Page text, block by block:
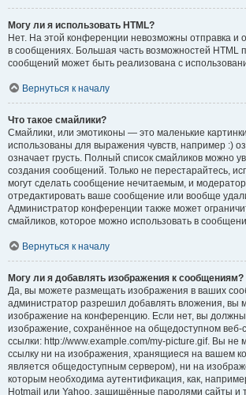
Могу ли я использовать HTML?
Нет. На этой конференции невозможны отправка и
в сообщениях. Большая часть возможностей HTML
сообщений может быть реализована с
Вернуться к началу
Что такое смайлики?
Смайлики, или эмотиконы — это маленькие
использованы для выражения чувств, например :)
означает грусть. Полный список смайликов можно
создания сообщений. Только не перестарайтесь,
могут сделать сообщение нечитаемым, и
отредактировать ваше сообщение или вообще
Администратор конференции также может
смайликов, которое можно использовать в
Вернуться к началу
Могу ли я добавлять изображения к сообщениям?
Да, вы можете размещать изображения в ваших
администратор разрешил добавлять вложения, вы
изображение на конференцию. Если нет, вы должны
изображение, сохранённое на общедоступном
ссылки: http://www.example.com/my-picture.gif. Вы не
ссылку ни на изображения, хранящиеся на вашем
является общедоступным сервером), ни на
которым необходима аутентификация, как,
Hotmail или Yahoo, защищённые паролями сайты и